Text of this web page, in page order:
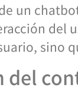
un
del
sino
del